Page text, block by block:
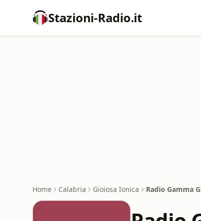
Stazioni-Radio.it
Home Calabria Gioiosa Ionica Radio Gamma